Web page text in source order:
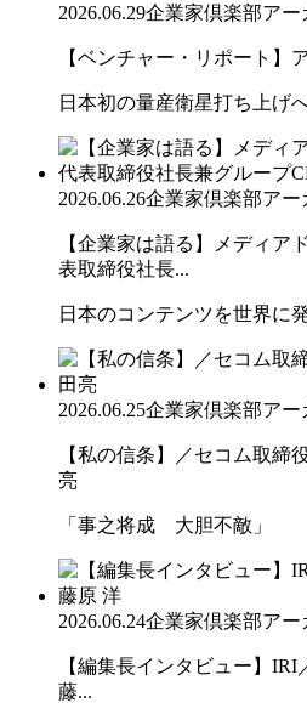
2026.06.29企業家倶楽部アー
【ベンチャー・リポート】
日本初の量産衛星打ち上げ
2026.06.26企業家倶楽部アー
【企業家は語る】メディ
表取締役社長...
日本のコンテンツを世界に
2026.06.25企業家倶楽部アー
【私の信条】／セコム取締
亮
「事之将成 大胆不敵」
2026.06.24企業家倶楽部アー
【編集長インタビュー】
藤...